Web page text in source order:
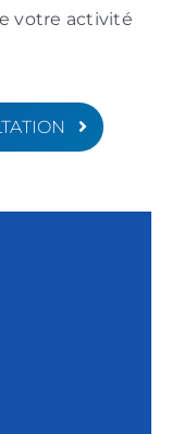
votre activité